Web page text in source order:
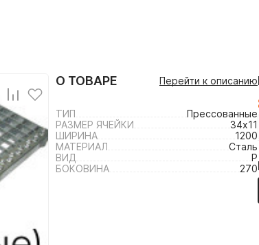
О ТОВАРЕ Перейти к описанию
ТИП
Прессованные
РАЗМЕР ЯЧЕЙКИ
34х11
ШИРИНА
1200
МАТЕРИАЛ
Сталь
ВИД
P
БОКОВИНА
270